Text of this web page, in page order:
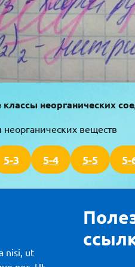
неорганических
веществ
5-3 5-4 5-5 5-
nisi, ut